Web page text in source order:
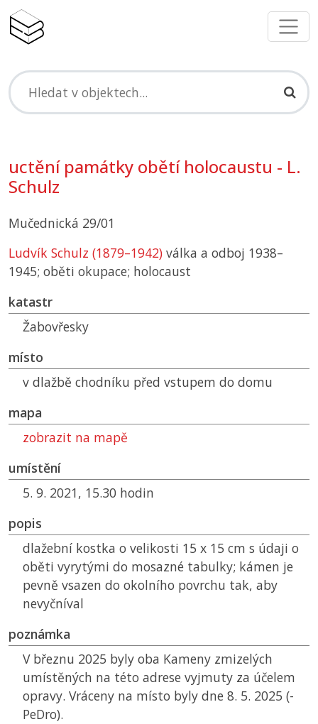
uctění památky obětí holocaustu - L.
Schulz
Mučednická 29/01
Ludvík Schulz (1879–1942) válka a odboj 1938–
1945; oběti okupace; holocaust
katastr
Žabovřesky
místo
v dlažbě chodníku před vstupem do domu
mapa
zobrazit na mapě
umístění
5. 9. 2021, 15.30 hodin
popis
dlažební kostka o velikosti 15 x 15 cm s údaji o
oběti vyrytými do mosazné tabulky; kámen je
pevně vsazen do okolního povrchu tak, aby
nevyčníval
poznámka
V březnu 2025 byly oba Kameny zmizelých
umístěných na této adrese vyjmuty za účelem
opravy. Vráceny na místo byly dne 8. 5. 2025 (-
PeDro).